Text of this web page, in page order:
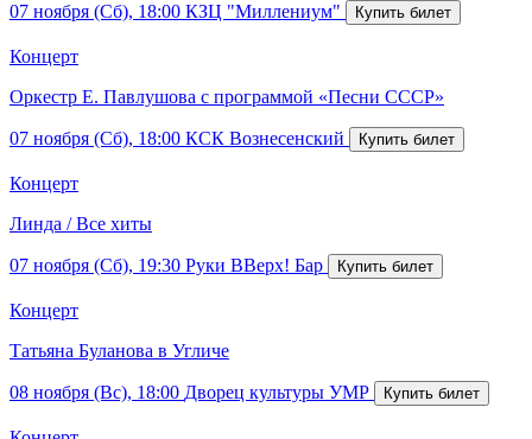
07 ноября (Сб), 18:00 КЗЦ "Миллениум"
Концерт
Оркестр Е. Павлушова с программой «Песни СССР»
07 ноября (Сб), 18:00 КСК Вознесенский
Концерт
Линда / Все хиты
07 ноября (Сб), 19:30 Руки ВВерх! Бар
Концерт
Татьяна Буланова в Угличе
08 ноября (Вс), 18:00 Дворец культуры УМР